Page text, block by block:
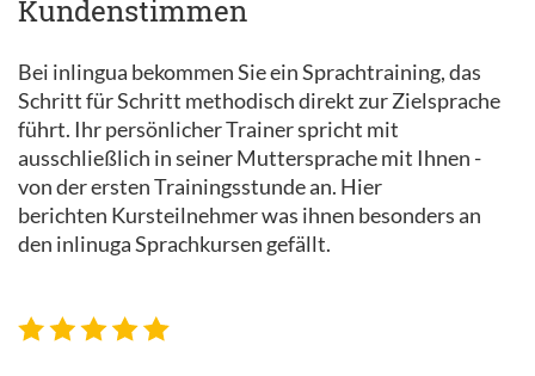
Kundenstimmen
Bei inlingua bekommen Sie ein Sprachtraining, das
Schritt für Schritt methodisch direkt zur Zielsprache
führt. Ihr persönlicher Trainer spricht mit
ausschließlich in seiner Muttersprache mit Ihnen -
von der ersten Trainingsstunde an. Hier
berichten Kursteilnehmer was ihnen besonders an
den inlinuga Sprachkursen gefällt.